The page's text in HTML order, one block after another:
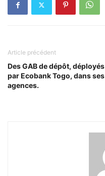
Article précédent
Des GAB de dépôt, déployés
par Ecobank Togo, dans ses
agences.